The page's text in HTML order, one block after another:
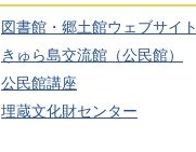
図書館・郷土館ウェブサイト
きゅら島交流館（公民館）
公民館講座
埋蔵文化財センター